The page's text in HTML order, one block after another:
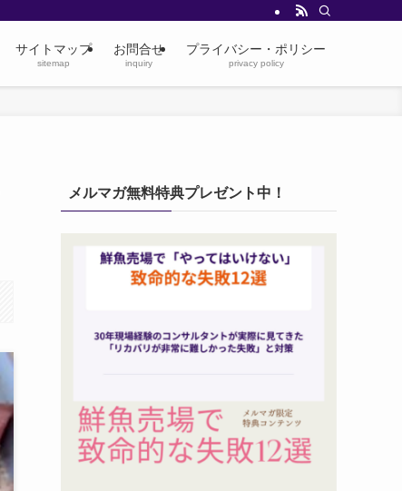
サイトマップ
sitemap
お問合せ
inquiry
プライバシー・ポリシー
privacy policy
メルマガ無料特典プレゼント中！